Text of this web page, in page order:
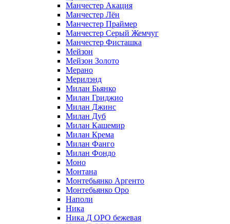
Манчестер Акация
Манчестер Лён
Манчестер Праймер
Манчестер Серый Жемчуг
Манчестер Фисташка
Мейзон
Мейзон Золото
Мерано
Мерилэнд
Милан Бьянко
Милан Гриджио
Милан Джинс
Милан Дуб
Милан Кашемир
Милан Крема
Милан Фанго
Милан Фондо
Моно
Монтана
Монтебьянко Аргенто
Монтебьянко Оро
Наполи
Ника
Ника Д ОРО бежевая